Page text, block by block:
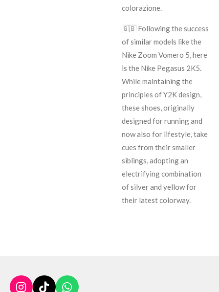
colorazione.
🇬🇧 Following the success
of similar models like the
Nike Zoom Vomero 5, here
is the Nike Pegasus 2K5.
While maintaining the
principles of Y2K design,
these shoes, originally
designed for running and
now also for lifestyle, take
cues from their smaller
siblings, adopting an
electrifying combination
of silver and yellow for
their latest colorway.